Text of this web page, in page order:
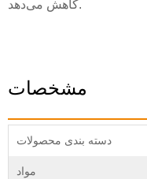
کاهش می‌دهد.
مشخصات
دسته بندی محصولات
مواد
و ...